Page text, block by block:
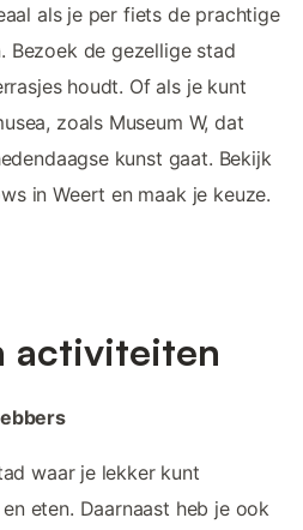
als je per fiets de prachtige
Bezoek de gezellige stad
houdt. Of als je kunt
zoals Museum W, dat
kunst gaat. Bekijk
in Weert en maak je keuze.
activiteiten
waar je lekker kunt
eten. Daarnaast heb je ook